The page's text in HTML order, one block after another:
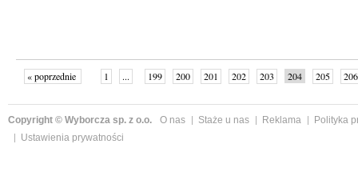
« poprzednie 1 ... 199 200 201 202 203 204 205
206
Copyright © Wyborcza sp. z o.o. O nas Staże u nas Reklama
Polityka
Ustawienia prywatności